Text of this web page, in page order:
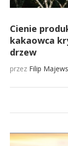
Cienie
kakaowca
drzew
przez Filip